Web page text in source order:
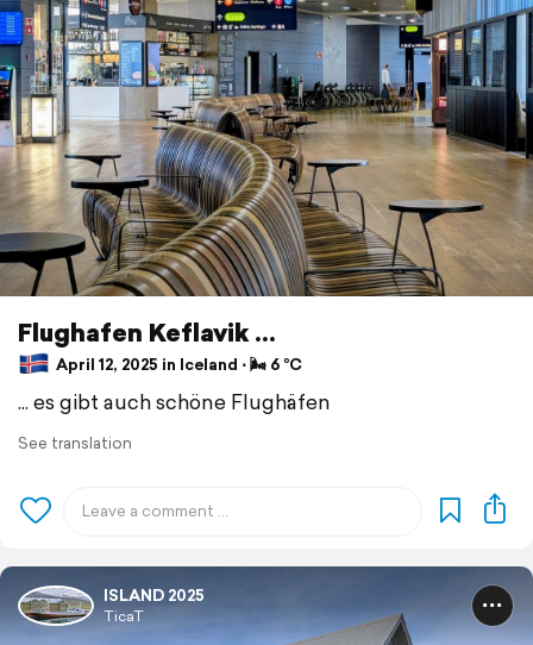
Flughafen Keflavik ...
April 12, 2025 in Iceland ⋅ 🌬 6 °C
... es gibt auch schöne Flughäfen
See translation
ISLAND 2025
TicaT